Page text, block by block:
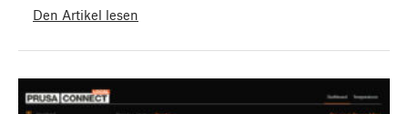
Den Artikel lesen